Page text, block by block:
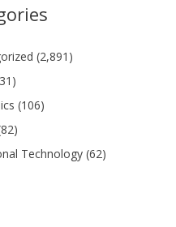
(2,891)
(106)
Technology (62)